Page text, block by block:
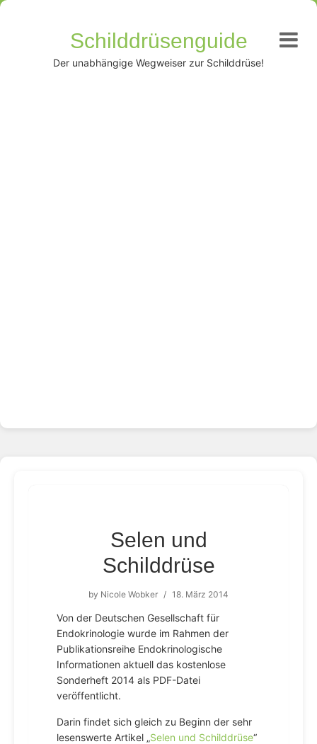
Schilddrüsenguide
Der unabhängige Wegweiser zur Schilddrüse!
Selen und
Schilddrüse
by Nicole Wobker / 18. März 2014
Von der Deutschen Gesellschaft für
Endokrinologie wurde im Rahmen der
Publikationsreihe Endokrinologische
Informationen aktuell das kostenlose
Sonderheft 2014 als PDF-Datei
veröffentlicht.
Darin findet sich gleich zu Beginn der sehr
lesenswerte Artikel „Selen und Schilddrüse“